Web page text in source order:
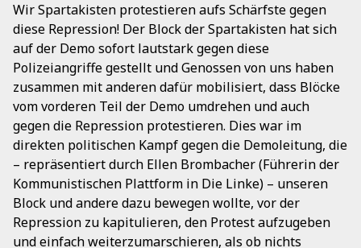
Wir Spartakisten protestieren aufs Schärfste gegen
diese Repression! Der Block der Spartakisten hat sich
auf der Demo sofort lautstark gegen diese
Polizeiangriffe gestellt und Genossen von uns haben
zusammen mit anderen dafür mobilisiert, dass Blöcke
vom vorderen Teil der Demo umdrehen und auch
gegen die Repression protestieren. Dies war im
direkten politischen Kampf gegen die Demoleitung, die
– repräsentiert durch Ellen Brombacher (Führerin der
Kommunistischen Plattform in Die Linke) – unseren
Block und andere dazu bewegen wollte, vor der
Repression zu kapitulieren, den Protest aufzugeben
und einfach weiterzumarschieren, als ob nichts